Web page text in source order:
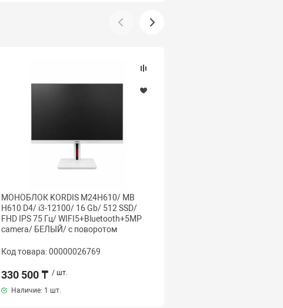
МОНОБЛОК KORDIS M24H610/ MB
H610 D4/ i3-12100/ 16 Gb/ 512 SSD/
FHD IPS 75 Гц/ WIFI5+Bluetooth+5MP
camera/ БЕЛЫЙ/ с поворотом
Код товара: 00000026769
330 500 ₸ / шт.
Наличие: 1 шт.